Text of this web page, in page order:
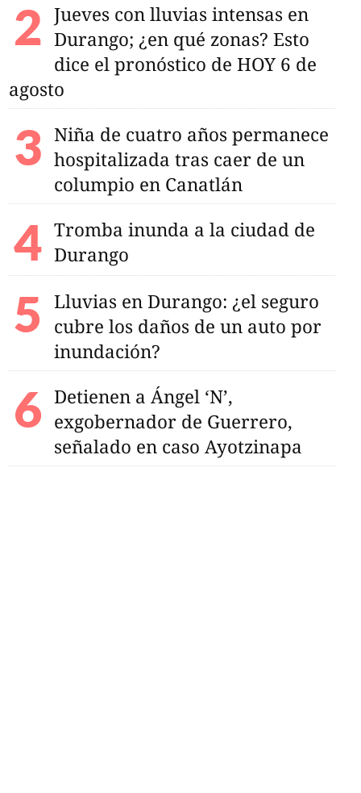
Jueves con lluvias intensas en
Durango; ¿en qué zonas? Esto
dice el pronóstico de HOY 6 de
agosto
Niña de cuatro años permanece
hospitalizada tras caer de un
columpio en Canatlán
Tromba inunda a la ciudad de
Durango
Lluvias en Durango: ¿el seguro
cubre los daños de un auto por
inundación?
Detienen a Ángel ‘N’,
exgobernador de Guerrero,
señalado en caso Ayotzinapa